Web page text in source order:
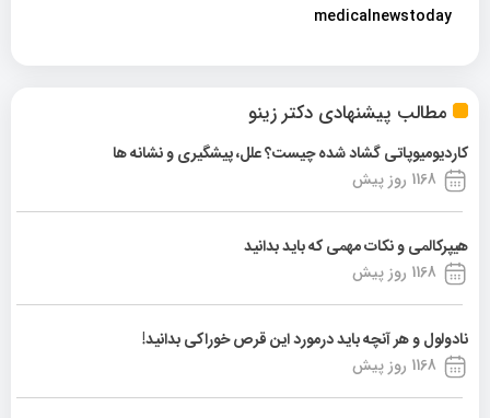
مطالب پیشنهادی دکتر زینو
کاردیومیوپاتی گشاد شده چیست؟ علل، پیشگیری و نشانه ها
1168 روز پیش
هیپرکالمی و نکات مهمی که باید بدانید
1168 روز پیش
نادولول و هر آنچه باید درمورد این قرص خوراکی بدانید!
1168 روز پیش
medicalnewstoday